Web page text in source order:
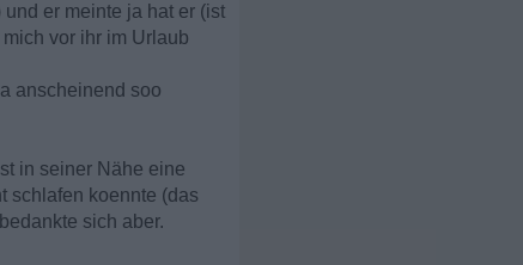
er meinte ja hat er (ist
vor ihr im Urlaub
anscheinend soo
in seiner Nähe eine
schlafen koennte (das
sich aber.